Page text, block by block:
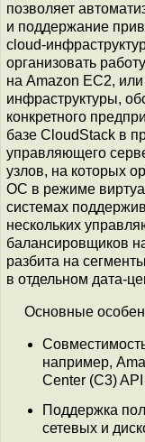
позволяет
и поддержание
cloud-
организовать
на Amazon EC2,
инфраструктуры,
конкретного
базе CloudStack в
управляющего
узлов, на которых
ОС в режиме
системах
нескольких
балансировщиков
разбита на
в отдельном дата-
Основные
например,
Center (C3)
Поддержка
сетевых и